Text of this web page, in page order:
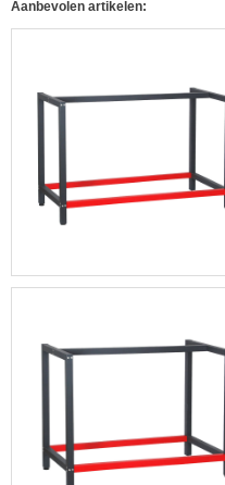
Aanbevolen artikelen: